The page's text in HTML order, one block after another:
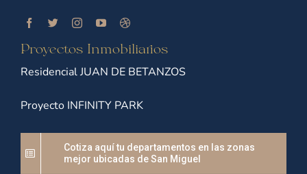
Proyectos Inmobiliarios
Residencial JUAN DE BETANZOS
Proyecto INFINITY PARK
Cotiza aquí tu departamentos en las zonas
mejor ubicadas de San Miguel